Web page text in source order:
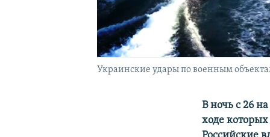
Украинские удары по военным
В ночь с 26
ходе